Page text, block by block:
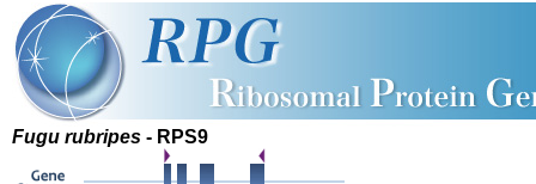
Fugu rubripes - RPS9